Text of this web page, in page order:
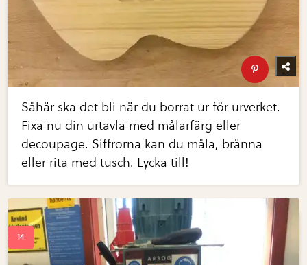
Såhär ska det bli när du borrat ur för urverket.
Fixa nu din urtavla med målarfärg eller
decoupage. Siffrorna kan du måla, bränna
eller rita med tusch. Lycka till!